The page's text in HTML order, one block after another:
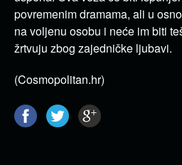
povremenim dramama, ali u
na voljenu osobu i neće im biti
žrtvuju zbog zajedničke ljubavi.
(Cosmopolitan.hr)